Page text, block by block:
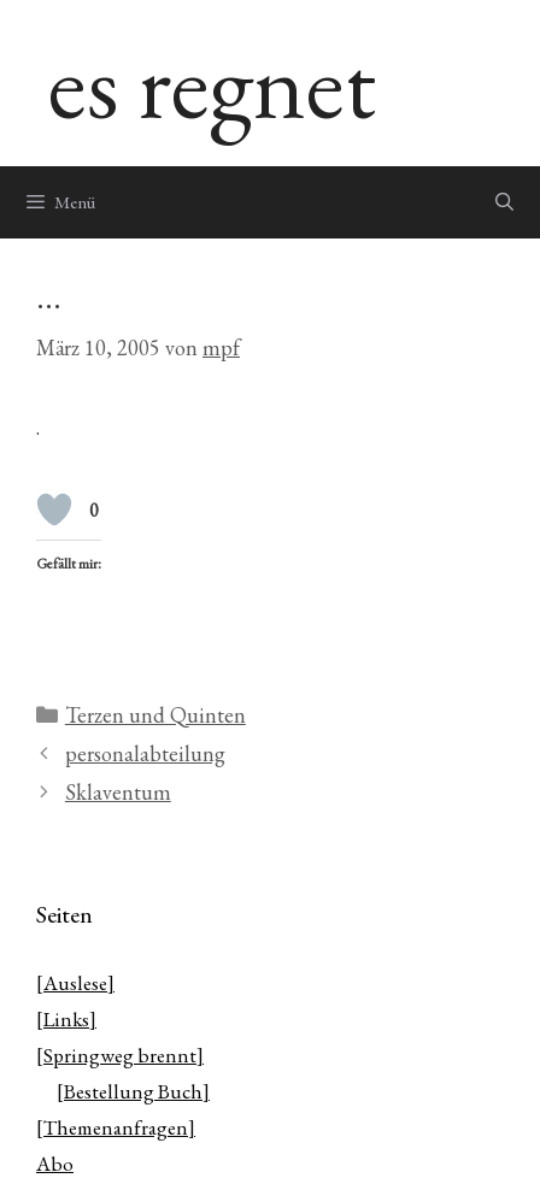
springenes regnet
Menü
…
März 10, 2005 von mpf
.
0
Gefällt mir:
Kategorien
Terzen und Quinten
personalabteilung
Sklaventum
Seiten
[Auslese]
[Links]
[Springweg brennt]
[Bestellung Buch]
[Themenanfragen]
Abo